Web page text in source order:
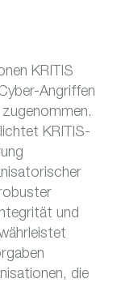
KRITIS
Angriffen
KRITIS-
und
die